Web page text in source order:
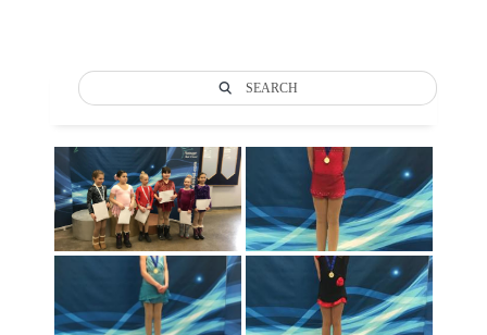
SEARCH